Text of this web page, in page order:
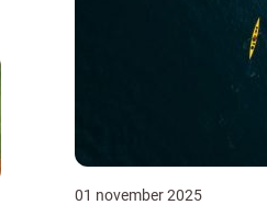
01 november 2025